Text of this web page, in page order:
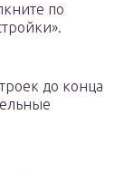
по
до конца